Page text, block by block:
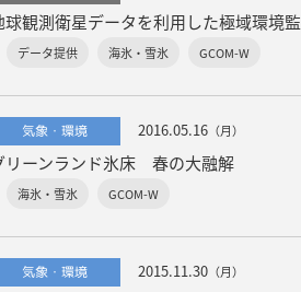
データ提供 海氷・雪氷 GCOM-W
気象・環境 2016.05.16 （月）
リーンランド氷床 春の大融解
海氷・雪氷 GCOM-W
気象・環境 2015.11.30 （月）